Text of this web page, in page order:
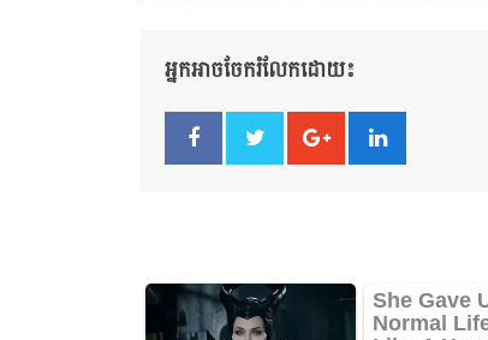
អ្នកអាចចែករំលែកដោយ៖